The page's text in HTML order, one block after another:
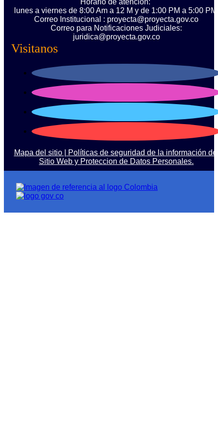
Horario de atención:
lunes a viernes de 8:00 Am a 12 M y de 1:00 PM a 5:00
Correo Institucional : proyecta@proyecta.gov.co
Correo para Notificaciones Judiciales:
juridica@proyecta.gov.co
Visitanos
Mapa del sitio |
Políticas de seguridad de la información
Sitio Web y Proteccion de Datos Personales.